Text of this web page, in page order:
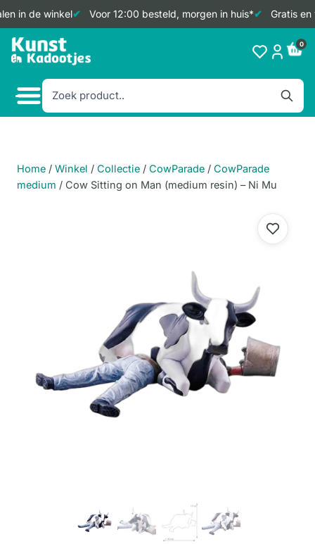
in de winkel Voor 12:00 besteld, morgen in huis* Gratis en
Doorgaan
naar
0
Home / Winkel / Collectie / CowParade / CowParade
medium / Cow Sitting on Man (medium resin) – Ni Mu